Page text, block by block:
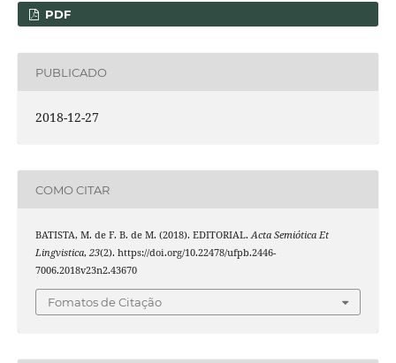
PDF
PUBLICADO
2018-12-27
COMO CITAR
BATISTA, M. de F. B. de M. (2018). EDITORIAL.Acta Semiótica Et
Lingvistica, 23(2). https://doi.org/10.22478/ufpb.2446-
7006.2018v23n2.43670
Fomatos de Citação